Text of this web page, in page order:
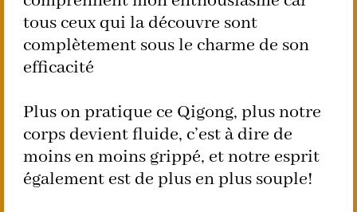
tous ceux qui la découvre sont
complètement sous le charme de son
efficacité
Plus on pratique ce Qigong, plus notre
corps devient fluide, c’est à dire de
moins en moins grippé, et notre esprit
également est de plus en plus souple!